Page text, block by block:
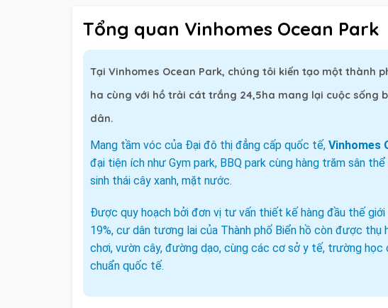
Tổng quan Vinhomes Ocean Park
Tại Vinhomes Ocean Park, chúng tôi kiến tạo một thành
ha cùng với hồ trải cát trắng 24,5ha mang lại cuộc sống
dân.
Mang tầm vóc của Đại đô thị đẳng cấp quốc tế, Vinhomes
đại tiện ích như Gym park, BBQ park cùng hàng trăm sân
sinh thái cây xanh, mặt nước.
Được quy hoạch bởi đơn vị tư vấn thiết kế hàng đầu thế
19%, cư dân tương lai của Thành phố Biển hồ còn được
chơi, vườn cây, đường dạo, cùng các cơ sở y tế, trường
chuẩn quốc tế.